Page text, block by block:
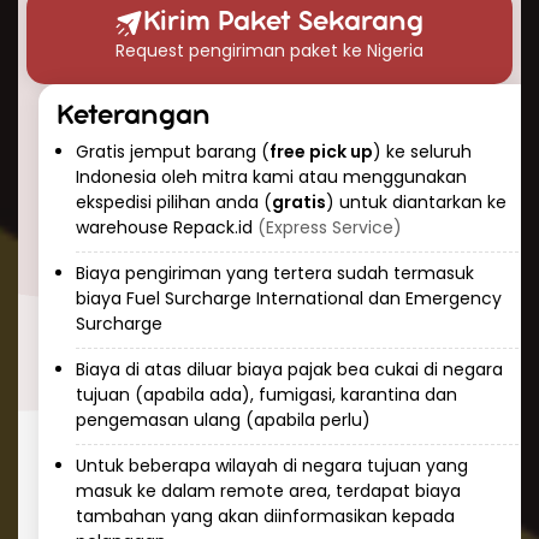
waktu pengiriman paket ke Nigeria?” Berikut
perkiraan waktu pengiriman udara yang dapat
Anda harapkan:
Pengiriman ekspres: 3-5 hari kerja
Pengiriman standar: 5-7 hari kerja
Keunggulan pengiriman udara adalah
konsistensi dan prediktabilitas. Tim Repack.id
selalu memantau paket Anda selama
perjalanan dan memberikan informasi
pelacakan real-time sehingga Anda dapat
mengetahui status pengiriman kapan saja.
Cara Kirim Dokumen ke Nigeria
dengan Aman
Mengirim dokumen penting ke Nigeria
membutuhkan penanganan khusus dan
keamanan tinggi. Repack.id menawarkan
layanan khusus untuk pengiriman dokumen ke
Kirim Paket Sekarang
Request pengiriman paket ke Nigeria
Keterangan
Gratis jemput barang (free pick up) ke seluruh
Indonesia oleh mitra kami atau menggunakan
ekspedisi pilihan anda (gratis) untuk diantarkan ke
warehouse Repack.id (Express Service)
Biaya pengiriman yang tertera sudah termasuk
biaya Fuel Surcharge International dan Emergency
Surcharge
Biaya di atas diluar biaya pajak bea cukai di negara
tujuan (apabila ada), fumigasi, karantina dan
pengemasan ulang (apabila perlu)
Untuk beberapa wilayah di negara tujuan yang
masuk ke dalam remote area, terdapat biaya
tambahan yang akan diinformasikan kepada